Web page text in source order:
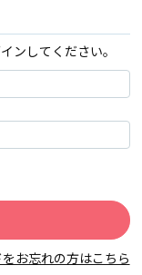
ンしてください。
お忘れの方はこちら